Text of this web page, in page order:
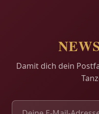
Damit dich dein